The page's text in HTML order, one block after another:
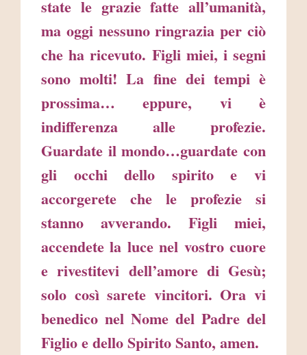
state le grazie fatte all’umanità,
ma oggi nessuno ringrazia per ciò
che ha ricevuto. Figli miei, i segni
sono molti! La fine dei tempi è
prossima… eppure, vi è
indifferenza alle profezie.
Guardate il mondo…guardate con
gli occhi dello spirito e vi
accorgerete che le profezie si
stanno avverando. Figli miei,
accendete la luce nel vostro cuore
e rivestitevi dell’amore di Gesù;
solo così sarete vincitori. Ora vi
benedico nel Nome del Padre del
Figlio e dello Spirito Santo, amen.